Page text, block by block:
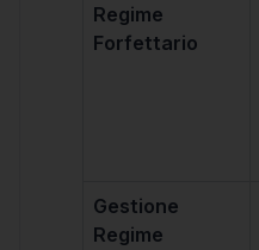
Regime
Forfettario
Gestione
Regime